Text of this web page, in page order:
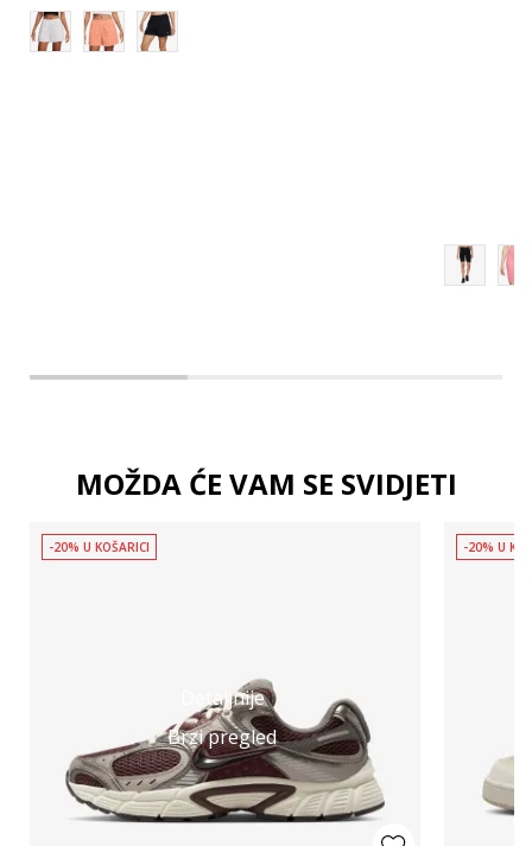
MOŽDA ĆE VAM SE SVIDJETI
Detaljnije
Brzi pregled
-20% U KOŠARICI -20% U